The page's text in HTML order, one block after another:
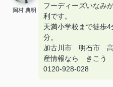
岡村 典明
フーディーズいなみ
利です。
天満小学校まで徒歩
分。
加古川市 明石市
産情報なら きこう
0120-928-028